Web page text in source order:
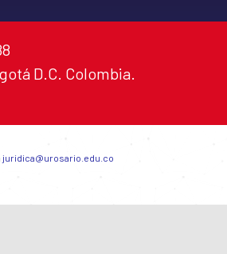
D.C. Colombia.
juridica@urosario.edu.co